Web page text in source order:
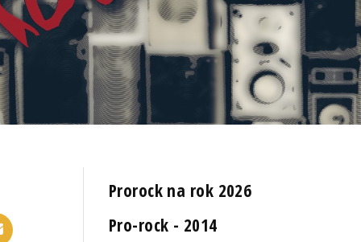
Prorock na rok 2026
Pro-rock - 2014